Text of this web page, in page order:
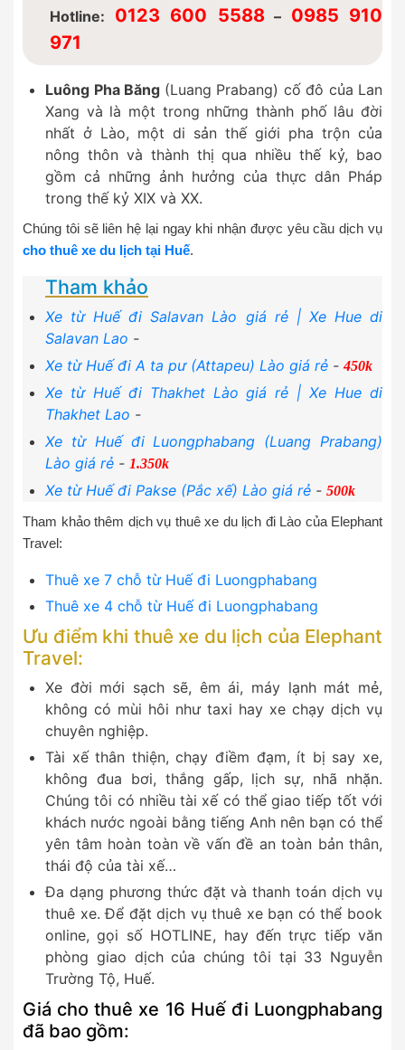
Hotline: 0123 600 5588– 0985 910
971
Luông Pha Băng (Luang Prabang) cố đô của Lan
Xang và là một trong những thành phố lâu đời
nhất ở Lào, một di sản thế giới pha trộn của
nông thôn và thành thị qua nhiều thế kỷ, bao
gồm cả những ảnh hưởng của thực dân Pháp
trong thế kỷ XIX và XX.
Chúng tôi sẽ liên hệ lại ngay khi nhận được yêu cầu dịch vụ
cho thuê xe du lịch tại Huế.
Tham khảo
Xe từ Huế đi Salavan Lào giá rẻ | Xe Hue di
Salavan Lao -
Xe từ Huế đi A ta pư (Attapeu) Lào giá rẻ -450k
Xe từ Huế đi Thakhet Lào giá rẻ | Xe Hue di
Thakhet Lao -
Xe từ Huế đi Luongphabang (Luang Prabang)
Lào giá rẻ - 1.350k
Xe từ Huế đi Pakse (Pắc xế) Lào giá rẻ - 500k
Tham khảo thêm dịch vụ thuê xe du lịch đi Lào của Elephant
Travel:
Thuê xe 7 chỗ từ Huế đi Luongphabang
Thuê xe 4 chỗ từ Huế đi Luongphabang
Ưu điểm khi thuê xe du lịch của Elephant
Travel:
Xe đời mới sạch sẽ, êm ái, máy lạnh mát mẻ,
không có mùi hôi như taxi hay xe chạy dịch vụ
chuyên nghiệp.
Tài xế thân thiện, chạy điềm đạm, ít bị say xe,
không đua bơi, thắng gấp, lịch sự, nhã nhặn.
Chúng tôi có nhiều tài xế có thể giao tiếp tốt với
khách nước ngoài bằng tiếng Anh nên bạn có thể
yên tâm hoàn toàn về vấn đề an toàn bản thân,
thái độ của tài xế…
Đa dạng phương thức đặt và thanh toán dịch vụ
thuê xe. Để đặt dịch vụ thuê xe bạn có thể book
online, gọi số HOTLINE, hay đến trực tiếp văn
phòng giao dịch của chúng tôi tại 33 Nguyễn
Trường Tộ, Huế.
Giá cho thuê xe 16 Huế đi Luongphabang
đã bao gồm: